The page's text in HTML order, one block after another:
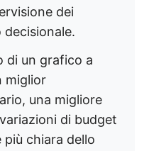
dei
di un grafico a
miglior
una migliore
di budget
più chiara dello